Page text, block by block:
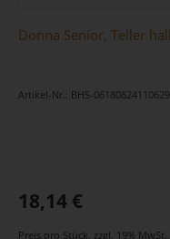
Donna Senior, Teller
Artikel-Nr.: BHS-
18,14 €
Preis pro Stück, zzgl. 19% MwSt.,